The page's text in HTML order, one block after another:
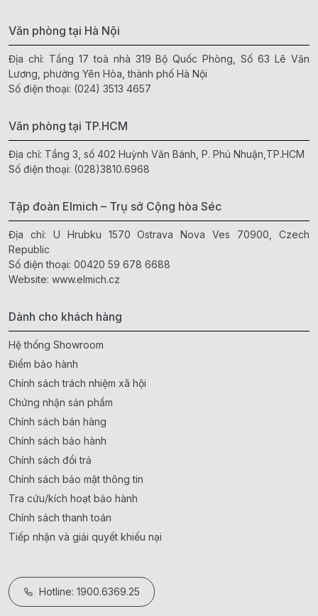
Văn phòng tại Hà Nội
Địa chỉ: Tầng 17 toà nhà 319 Bộ Quốc Phòng, Số 63 Lê Văn
Lương, phường Yên Hòa, thành phố Hà Nội
Số điện thoại: (024) 3513 4657
Văn phòng tại TP.HCM
Địa chỉ: Tầng 3, số 402 Huỳnh Văn Bánh, P. Phú Nhuận,TP.HCM
Số điện thoại: (028)3810.6968
Tập đoàn Elmich – Trụ sở Cộng hòa Séc
Địa chỉ: U Hrubku 1570 Ostrava Nova Ves 70900, Czech
Republic
Số điện thoại: 00420 59 678 6688
Website: www.elmich.cz
Dành cho khách hàng
Hệ thống Showroom
Điểm bảo hành
Chính sách trách nhiệm xã hội
Chứng nhận sản phẩm
Chính sách bán hàng
Chính sách bảo hành
Chính sách đổi trả
Chính sách bảo mật thông tin
Tra cứu/kích hoạt bảo hành
Chính sách thanh toán
Tiếp nhận và giải quyết khiếu nại
Hotline: 1900.6369.25